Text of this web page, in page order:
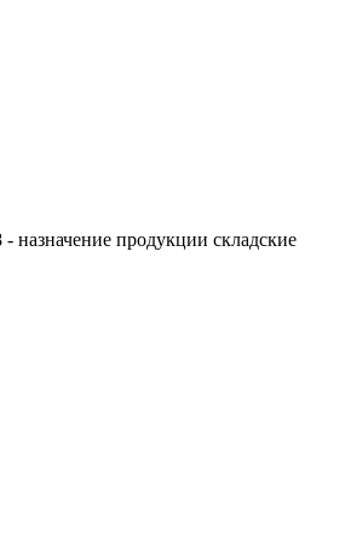
продукции складские